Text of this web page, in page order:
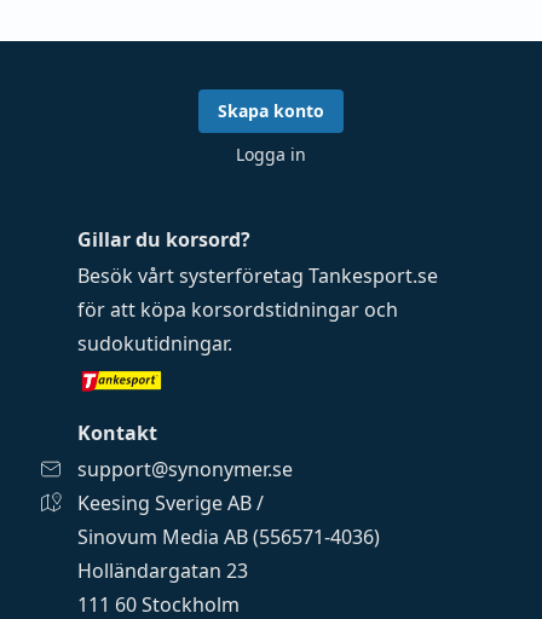
Gillar du korsord?
Besök vårt systerföretag Tankesport.se
för att köpa korsordstidningar och
sudokutidningar.
Kontakt
support@synonymer.se
Keesing Sverige AB /
Sinovum Media AB (556571-4036)
Holländargatan 23
111 60 Stockholm
Skapa konto
Logga in